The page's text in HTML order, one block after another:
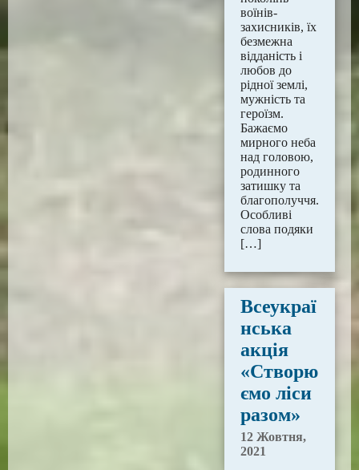
воїнів-
захисників, їх
безмежна
відданість і
любов до
рідної землі,
мужність та
героїзм.
Бажаємо
мирного неба
над головою,
родинного
затишку та
благополуччя.
Особливі
слова подяки
[…]
Всеукраї
нська
акція
«Створю
ємо ліси
разом»
12 Жовтня,
2021